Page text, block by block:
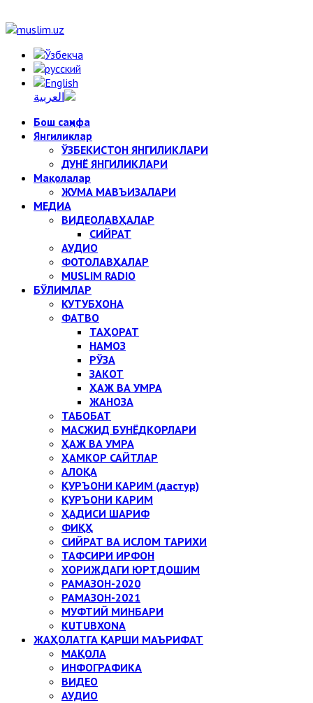
Бош саҳифа
Янгиликлар
ЎЗБЕКИСТОН ЯНГИЛИКЛАРИ
ДУНЁ ЯНГИЛИКЛАРИ
Мақолалар
ЖУМА МАВЪИЗАЛАРИ
МЕДИА
ВИДЕОЛАВҲАЛАР
СИЙРАТ
АУДИО
ФОТОЛАВҲАЛАР
MUSLIM RADIO
БЎЛИМЛАР
КУТУБХОНА
ФАТВО
ТАҲОРАТ
НАМОЗ
РЎЗА
ЗАКОТ
ҲАЖ ВА УМРА
ЖАНОЗА
ТАБОБАТ
МАСЖИД БУНЁДКОРЛАРИ
ҲАЖ ВА УМРА
ҲАМКОР САЙТЛАР
АЛОҚА
ҚУРЪОНИ КАРИМ (дастур)
ҚУРЪОНИ КАРИМ
ҲАДИСИ ШАРИФ
ФИҚҲ
СИЙРАТ ВА ИСЛОМ ТАРИХИ
ТАФСИРИ ИРФОН
ХОРИЖДАГИ ЮРТДОШИМ
РАМАЗОН-2020
РАМАЗОН-2021
МУФТИЙ МИНБАРИ
KUTUBXONA
ЖАҲОЛАТГА ҚАРШИ МАЪРИФАТ
МАҚОЛА
ИНФОГРАФИКА
ВИДЕО
АУДИО